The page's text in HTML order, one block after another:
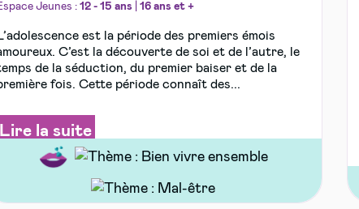
Jeunes : 12 - 15 ans 16 ans et +
est la période des premiers émois
C’est la découverte de soi et de l’autre, le
de la séduction, du premier baiser et de la
fois. Cette période connaît des...
Lire la suite